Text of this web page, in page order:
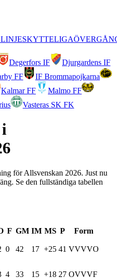
SKYTTELIGA
Degerfors IF
Djurgardens IF
FF
IF Brommapojkarna
Kalmar FF
Malmo FF
Vasteras SK FK
förAllsvenskan 2026. Just nu
Se den fullständiga tabellen
F GM IM MS P Form
0 42 17 +25 41 VVVVO
4 33 15 +18 27 OVVVF